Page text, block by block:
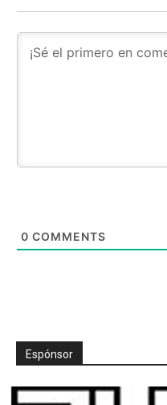
0 COMMENTS
Espónsor